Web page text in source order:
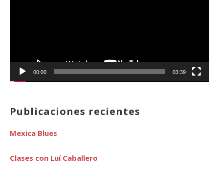
00:00 03:39
Publicaciones recientes
Mexica Blues
Clases con Luí Caballero